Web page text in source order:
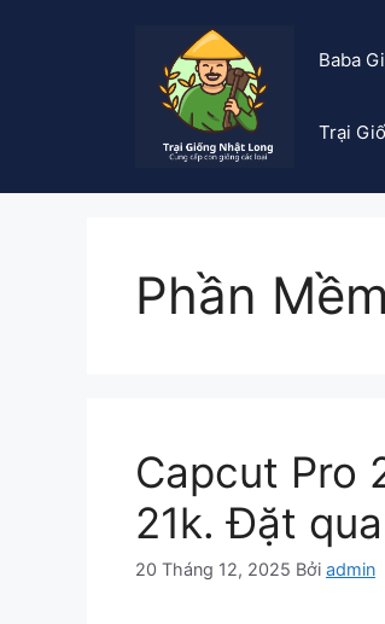
Baba
Trại
Phần Mềm
Capcut Pro
21k. Đặt
20 Tháng 12, 2025 Bởi admin